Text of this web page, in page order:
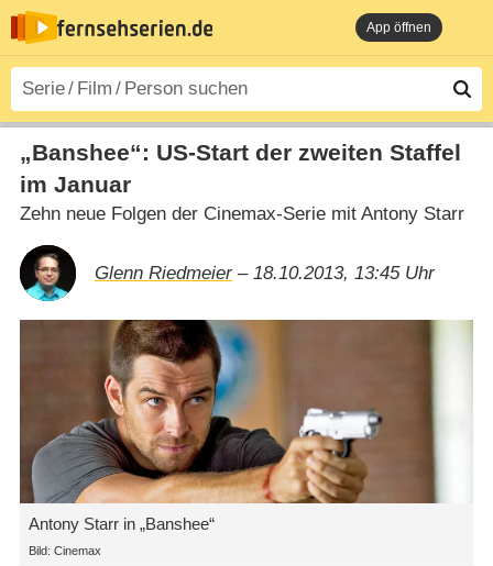
App öffnen
„Banshee“: US-Start der zweiten Staffel
im Januar
Zehn neue Folgen der Cinemax-Serie mit Antony Starr
Glenn Riedmeier– 18.10.2013, 13:45 Uhr
Antony Starr in „Banshee“
Bild: Cinemax